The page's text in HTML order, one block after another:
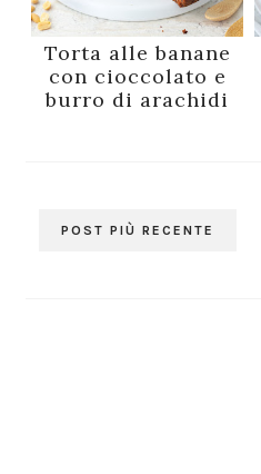
Torta alle banane
con cioccolato e
burro di arachidi
POST PIÙ RECENTE